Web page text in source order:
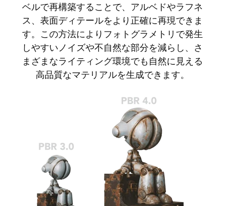
ベルで再構築することで、アルベドやラフネ
ス、表面ディテールをより正確に再現できま
す。この方法によりフォトグラメトリで発生
しやすいノイズや不自然な部分を減らし、さ
まざまなライティング環境でも自然に見える
高品質なマテリアルを生成できます。